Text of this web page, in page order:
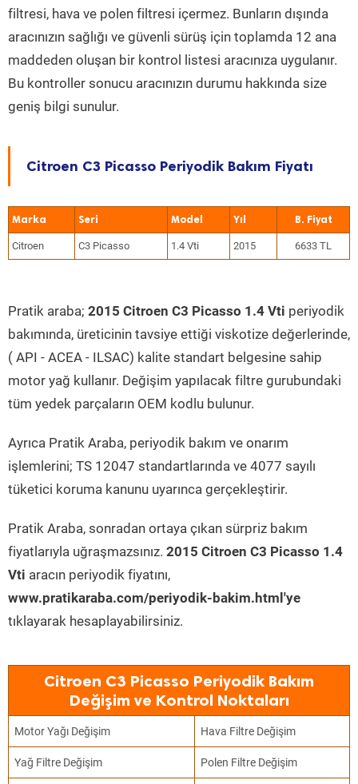
filtresi, hava ve polen filtresi içermez. Bunların dışında
aracınızın sağlığı ve güvenli sürüş için toplamda 12 ana
maddeden oluşan bir kontrol listesi aracınıza uygulanır.
Bu kontroller sonucu aracınızın durumu hakkında size
geniş bilgi sunulur.
Citroen C3 Picasso Periyodik Bakım Fiyatı
Marka Seri Model Yıl
Citroen C3 Picasso 1.4 Vti 2015 6633 TL
Pratik araba; 2015 Citroen C3 Picasso 1.4 Vti periyodik
bakımında, üreticinin tavsiye ettiği viskotize değerlerinde,
( API - ACEA - ILSAC) kalite standart belgesine sahip
motor yağ kullanır. Değişim yapılacak filtre gurubundaki
tüm yedek parçaların OEM kodlu bulunur.
Ayrıca Pratik Araba, periyodik bakım ve onarım
işlemlerini; TS 12047 standartlarında ve 4077 sayılı
tüketici koruma kanunu uyarınca gerçekleştirir.
Pratik Araba, sonradan ortaya çıkan sürpriz bakım
fiyatlarıyla uğraşmazsınız. 2015 Citroen C3 Picasso 1.4
Vti aracın periyodik fiyatını,
www.pratikaraba.com/periyodik-bakim.html'ye
tıklayarak hesaplayabilirsiniz.
Citroen C3 Picasso Periyodik Bakım
Değişim ve Kontrol Noktaları
Motor Yağı Değişim Hava Filtre Değişim
Yağ Filtre Değişim Polen Filtre Değişim